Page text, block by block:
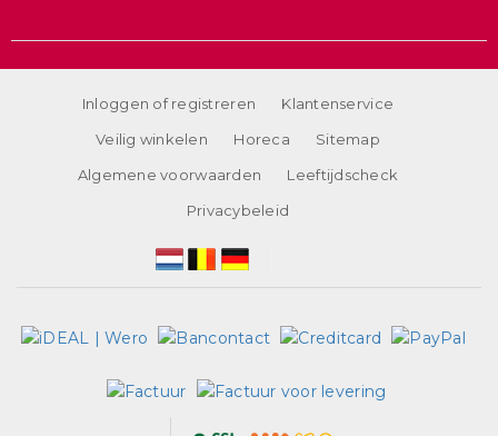
Inloggen of registreren
Klantenservice
Veilig winkelen
Horeca
Sitemap
Algemene voorwaarden
Leeftijdscheck
Privacybeleid